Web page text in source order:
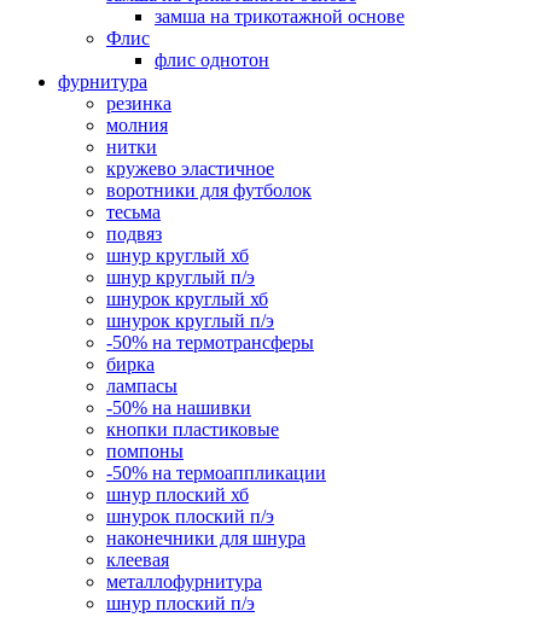
замша на трикотажной основе
Флис
флис однотон
фурнитура
резинка
молния
нитки
кружево эластичное
воротники для футболок
тесьма
подвяз
шнур круглый хб
шнур круглый п/э
шнурок круглый хб
шнурок круглый п/э
-50% на термотрансферы
бирка
лампасы
-50% на нашивки
кнопки пластиковые
помпоны
-50% на термоаппликации
шнур плоский хб
шнурок плоский п/э
наконечники для шнура
клеевая
металлофурнитура
шнур плоский п/э